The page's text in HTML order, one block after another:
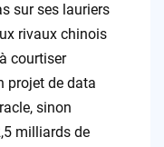
sur ses lauriers
rivaux chinois
courtiser
projet de data
sinon
milliards de